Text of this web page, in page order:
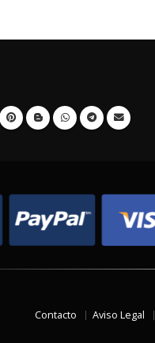
Contacto Aviso Legal